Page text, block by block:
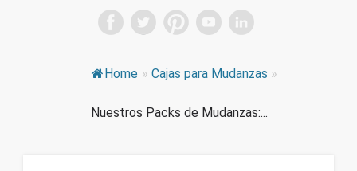
Home » Cajas para Mudanzas »
Nuestros Packs de Mudanzas:...